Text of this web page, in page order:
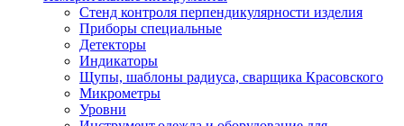
Стенд контроля перпендикулярности изделия
Приборы специальные
Детекторы
Индикаторы
Щупы, шаблоны радиуса, сварщика Красовского
Микрометры
Уровни